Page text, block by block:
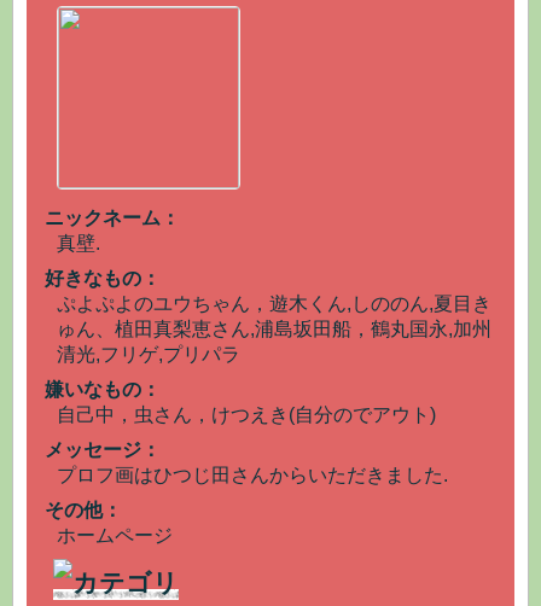
ニックネーム：
真壁.
好きなもの：
ぷよぷよのユウちゃん，遊木くん,しののん,夏目き
ゅん、植田真梨恵さん,浦島坂田船，鶴丸国永,加州
清光,フリゲ,プリパラ
嫌いなもの：
自己中，虫さん，けつえき(自分のでアウト)
メッセージ：
プロフ画はひつじ田さんからいただきました.
その他：
ホームページ